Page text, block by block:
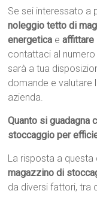
Se sei interessato
noleggio tetto di
energetica eaffittare
contattaci al
sarà a tua
domande e valutare
azienda.
Quanto si guadagna
stoccaggio per
La risposta a
magazzino di
da diversi fattori, tra